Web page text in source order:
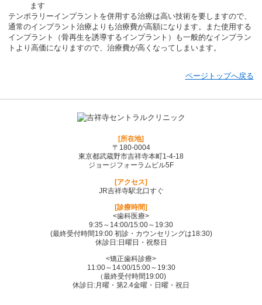
ます
テンポラリーインプラントを併用する治療は高い技術を要しますので、
通常のインプラント治療よりも治療費が高額になります。また使用する
インプラント（骨再生を誘導するインプラント）も一般的なインプラン
トより高価になりますので、治療費が高くなってしまいます。
ページトップへ戻る
[所在地]
〒180-0004
東京都武蔵野市吉祥寺本町1-4-18
ジョージフォーラムビル5F
[アクセス]
JR吉祥寺駅北口すぐ
[診療時間]
<歯科医療>
9:35～14:00/15:00～19:30
(最終受付時間19:00 初診・カウンセリングは18:30)
休診日:日曜日・祝祭日
<矯正歯科診療>
11:00～14:00/15:00～19:30
（最終受付時間19:00)
休診日:月曜・第2.4金曜・日曜・祝日